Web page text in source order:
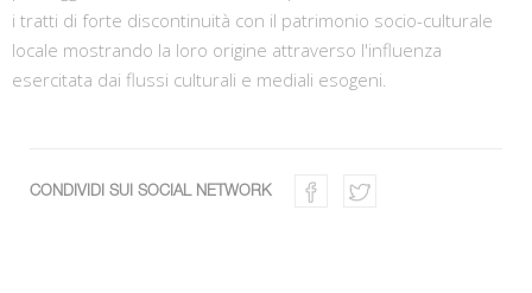
i tratti di forte discontinuità con il patrimonio socio-culturale
locale mostrando la loro origine attraverso l'influenza
esercitata dai flussi culturali e mediali esogeni.
CONDIVIDI SUI SOCIAL NETWORK